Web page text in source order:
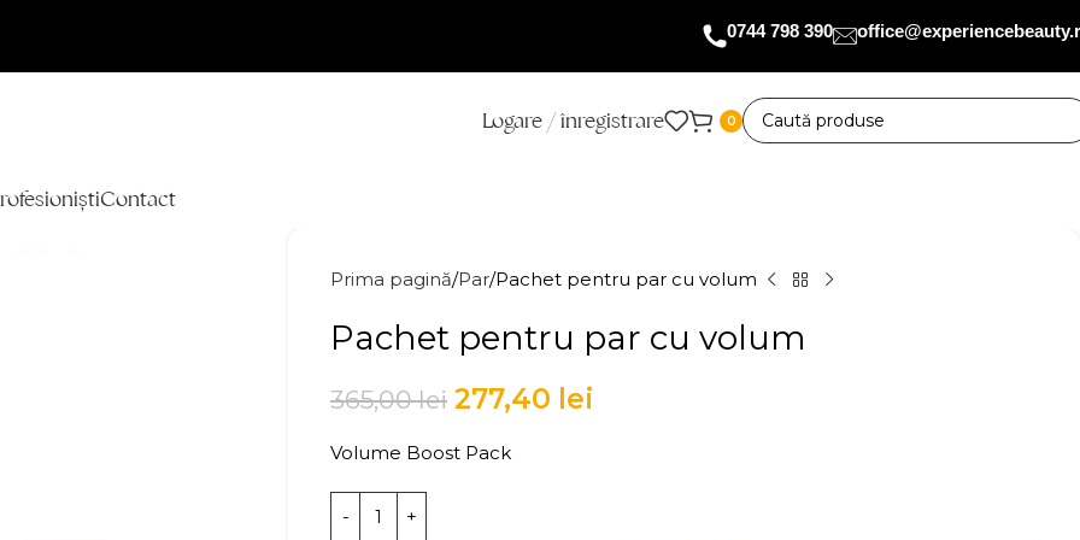
0744 798 390
Logare / înregistrare 0
Contact
Prima pagină Par Pachet pentru par cu volum
Pachet pentru par cu volum
365,00lei 277,40 lei
Volume Boost Pack